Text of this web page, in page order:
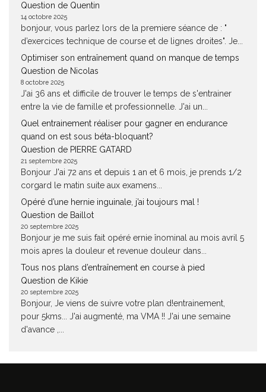
Question de Quentin
14 octobre 2025
bonjour, vous parlez lors de la premiere séance de : "
d’exercices technique de course et de lignes droites". Je...
Optimiser son entraînement quand on manque de temps
Question de Nicolas
8 octobre 2025
J'ai 36 ans et difficile de trouver le temps de s'entrainer
entre la vie de famille et professionnelle. J'ai un...
Quel entrainement réaliser pour gagner en endurance
quand on est sous béta-bloquant?
Question de PIERRE GATARD
21 septembre 2025
Bonjour J'ai 72 ans et depuis 1 an et 6 mois, je prends 1/2
corgard le matin suite aux examens...
Opéré d’une hernie inguinale, j’ai toujours mal !
Question de Baillot
20 septembre 2025
Bonjour je me suis fait opéré ernie înominal au mois avril 5
mois apres la douleur et revenue douleur dans...
Tous nos plans d’entraînement en course à pied
Question de Kikie
20 septembre 2025
Bonjour, Je viens de suivre votre plan d!entrainement,
pour 5kms... J'ai augmenté, ma VMA !! J'ai une semaine
d'avance ,...